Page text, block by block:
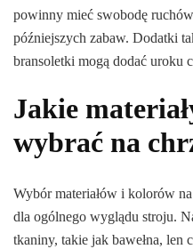
powinny mieć swobodę
późniejszych zabaw. Dodatki
bransoletki mogą dodać uroku
Jakie
wybrać na
Wybór materiałów i kolorów
dla ogólnego wyglądu stroju.
tkaniny, takie jak bawełna, len